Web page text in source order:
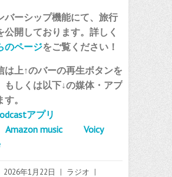
バーシップ機能にて、旅行
公開しております。詳しく
のページをご覧ください！
は上↑のバーの再生ボタンを
もしくは以下↓の媒体・アプ
。
アプリ
Amazon music
Voicy
2026年1月22日 | ラジオ |